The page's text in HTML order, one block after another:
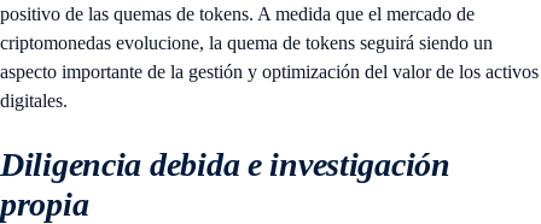
positivo de las quemas de tokens. A medida que el mercado de
criptomonedas evolucione, la quema de tokens seguirá siendo un
aspecto importante de la gestión y optimización del valor de los activos
digitales.
Diligencia debida e investigación
propia